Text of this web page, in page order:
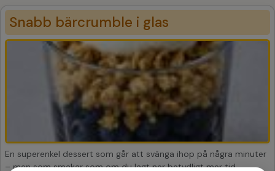
Snabb bärcrumble i glas
En superenkel dessert som går att svänga ihop på några minuter
– men som smakar som om du lagt ner betydligt mer tid.